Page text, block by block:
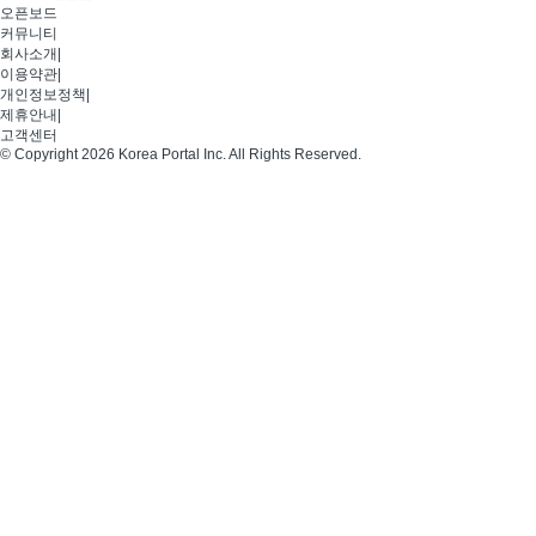
오픈보드
커뮤니티
회사소개
이용약관
개인정보정책
제휴안내
고객센터
© Copyright 2026 Korea Portal Inc. All Rights Reserved.